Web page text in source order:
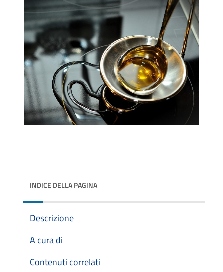
INDICE DELLA PAGINA
Descrizione
A cura di
Contenuti correlati